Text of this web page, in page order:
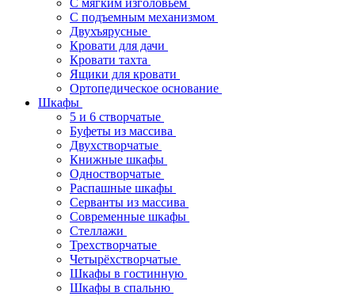
С мягким изголовьем
С подъемным механизмом
Двухъярусные
Кровати для дачи
Кровати тахта
Ящики для кровати
Ортопедическое основание
Шкафы
5 и 6 створчатые
Буфеты из массива
Двухстворчатые
Книжные шкафы
Одностворчатые
Распашные шкафы
Серванты из массива
Современные шкафы
Стеллажи
Трехстворчатые
Четырёхстворчатые
Шкафы в гостинную
Шкафы в спальню